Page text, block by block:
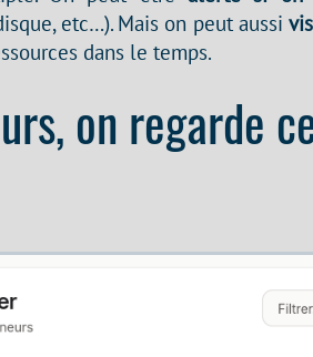
etc…). Mais on peut aussi
dans le temps.
on regarde